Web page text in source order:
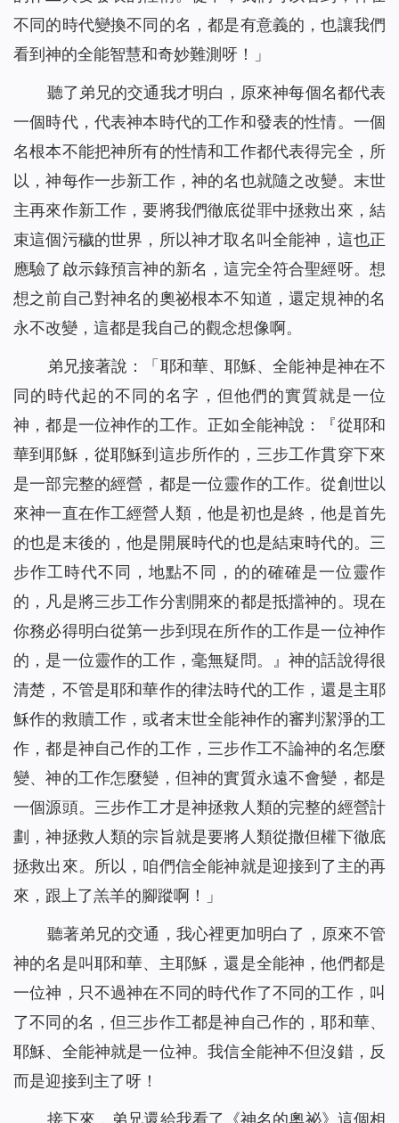
不同的時代變換不同的名，都是有意義的，也讓我們
看到神的全能智慧和奇妙難測呀！」
聽了弟兄的交通我才明白，原來神每個名都代表
一個時代，代表神本時代的工作和發表的性情。一個
名根本不能把神所有的性情和工作都代表得完全，所
以，神每作一步新工作，神的名也就隨之改變。末世
主再來作新工作，要將我們徹底從罪中拯救出來，結
束這個污穢的世界，所以神才取名叫全能神，這也正
應驗了啟示錄預言神的新名，這完全符合聖經呀。想
想之前自己對神名的奧祕根本不知道，還定規神的名
永不改變，這都是我自己的觀念想像啊。
弟兄接著說：「耶和華、耶穌、全能神是神在不
同的時代起的不同的名字，但他們的實質就是一位
神，都是一位神作的工作。正如全能神說：『從耶和
華到耶穌，從耶穌到這步所作的，三步工作貫穿下來
是一部完整的經營，都是一位靈作的工作。從創世以
來神一直在作工經營人類，他是初也是終，他是首先
的也是末後的，他是開展時代的也是結束時代的。三
步作工時代不同，地點不同，的的確確是一位靈作
的，凡是將三步工作分割開來的都是抵擋神的。現在
你務必得明白從第一步到現在所作的工作是一位神作
的，是一位靈作的工作，毫無疑問。
』神的話說得很
清楚，不管是耶和華作的律法時代的工作，還是主耶
穌作的救贖工作，或者末世全能神作的審判潔淨的工
作，都是神自己作的工作，三步作工不論神的名怎麼
變、神的工作怎麼變，但神的實質永遠不會變，都是
一個源頭。三步作工才是神拯救人類的完整的經營計
劃，神拯救人類的宗旨就是要將人類從撒但權下徹底
拯救出來。所以，咱們信全能神就是迎接到了主的再
來，跟上了羔羊的腳蹤啊！」
聽著弟兄的交通，我心裡更加明白了，原來不管
神的名是叫耶和華、主耶穌，還是全能神，他們都是
一位神，只不過神在不同的時代作了不同的工作，叫
了不同的名，但三步作工都是神自己作的，耶和華、
耶穌、全能神就是一位神。我信全能神不但沒錯，反
而是迎接到主了呀！
接下來，弟兄還給我看了《神名的奧祕》這個相